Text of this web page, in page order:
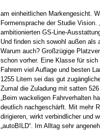
am einheitlichen Markengesicht.
Formensprache der Studie
ambitionierten GS-Line-
Und finden sich sowohl außen als
Warum auch? Großzügige
schon vorher. Eine Klasse für
Fahrern viel Auflage und besten
1255 Litern sei das gut
Zumal die Zuladung mit satten
„Beim wackeligen Fahrverhalten
deutlich nachgeschärft. Mit mehr
dirigieren, wirkt verbindlicher und
„autoBILD“. I m Alltag sehr